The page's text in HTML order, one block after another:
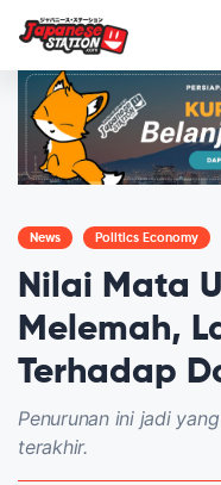
News Politics Economy
Nilai Mata
Melemah,
Terhadap
Penurunan ini jadi
terakhir.